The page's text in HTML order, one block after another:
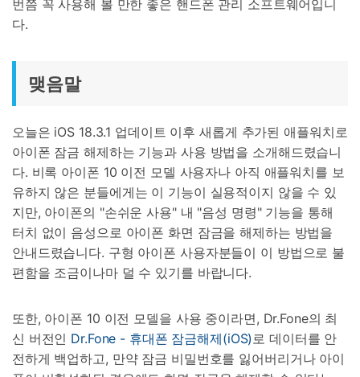
번쯤 꼭 사용해 볼 만한 좋은 핸드폰 관리 소프트웨어입니
다.
맺음말
오늘은 iOS 18.3.1 업데이트 이후 새롭게 추가된 애플워치로
아이폰 잠금 해제하는 기능과 사용 방법을 소개해드렸습니
다. 비록 아이폰 10 이전 모델 사용자나 아직 애플워치를 보
유하지 않은 분들에게는 이 기능이 실용적이지 않을 수 있
지만, 아이폰의 "손쉬운 사용" 내 "음성 명령" 기능을 통해
터치 없이 음성으로 아이폰 화면 잠금을 해제하는 방법을
안내드렸습니다. 구형 아이폰 사용자분들이 이 방법으로 불
편함을 조금이나마 덜 수 있기를 바랍니다.
또한, 아이폰 10 이전 모델을 사용 중이라면, Dr.Fone의 최
신 버전인 Dr.Fone - 휴대폰 잠금해제(iOS)로 데이터를 안
전하게 백업하고, 만약 잠금 비밀번호를 잃어버리거나 아이